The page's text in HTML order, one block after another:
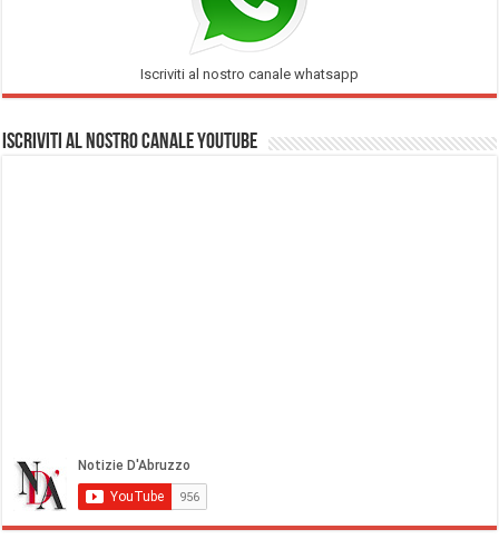
Iscriviti al nostro canale whatsapp
Iscriviti al nostro Canale Youtube